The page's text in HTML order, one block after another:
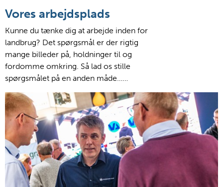
Vores arbejdsplads
Kunne du tænke dig at arbejde inden for
landbrug? Det spørgsmål er der rigtig
mange billeder på, holdninger til og
fordomme omkring. Så lad os stille
spørgsmålet på en anden måde……